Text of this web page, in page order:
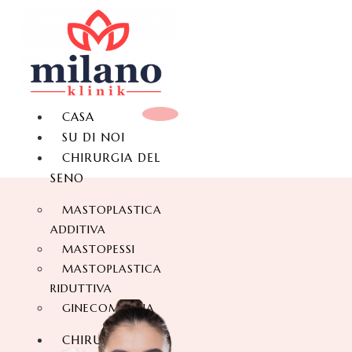
CASA
SU DI NOI
CHIRURGIA DEL
SENO
MASTOPLASTICA
ADDITIVA
MASTOPESSI
MASTOPLASTICA
RIDUTTIVA
GINECOMASTIA
CHIRURGIA DEL